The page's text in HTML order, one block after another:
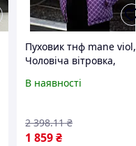
Пуховик тнф mane viol,
Чоловіча вітровка,
на весну літо, жіноча
на подарунок,
В наявності
1 859₴
2 398.11 ₴